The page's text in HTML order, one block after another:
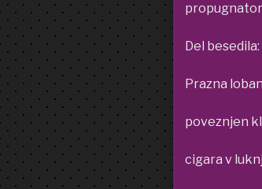
Del besedila:
Prazna
poveznjen
cigara v